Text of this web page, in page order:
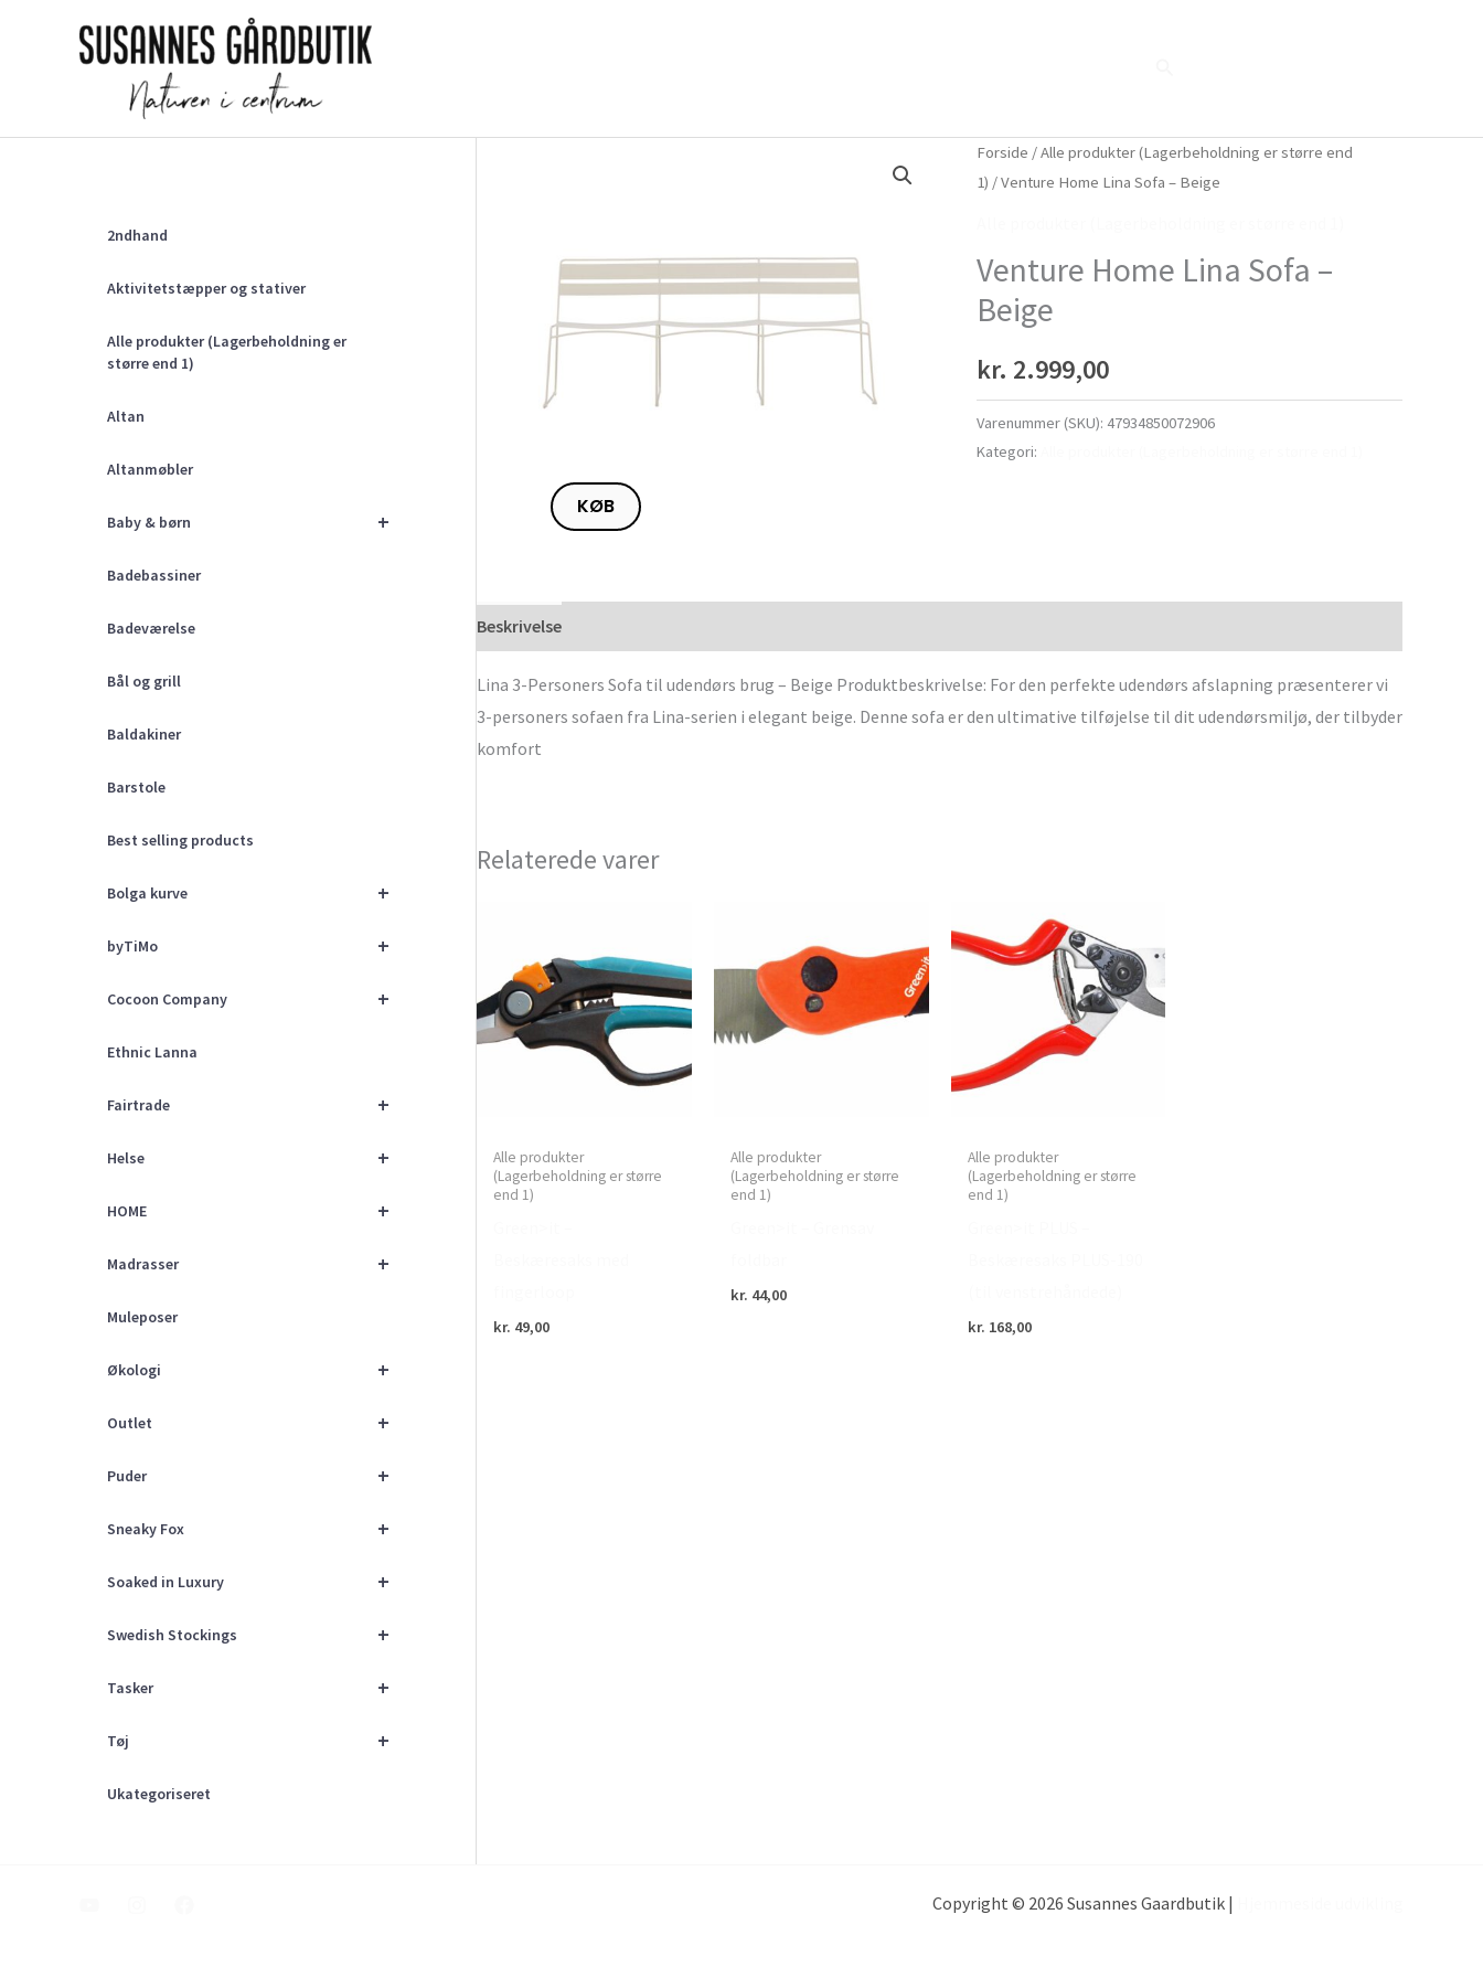
2ndhand
Aktivitetstæpper og stativer
Alle produkter (Lagerbeholdning er
større end 1)
Altan
Altanmøbler
+
Baby & børn
Badebassiner
Badeværelse
Bål og grill
Baldakiner
Barstole
Best selling products
+
Bolga kurve
+
byTiMo
+
Cocoon Company
Ethnic Lanna
+
Fairtrade
+
Helse
+
HOME
+
Madrasser
Muleposer
+
Økologi
+
Outlet
+
Puder
+
Sneaky Fox
+
Soaked in Luxury
+
Swedish Stockings
+
Tasker
+
Tøj
Ukategoriseret
Forside /Alle produkter (Lagerbeholdning er større end
1) / Venture Home Lina Sofa – Beige
Venture Home Lina Sofa –
Beige
kr. 2.999,00
Varenummer (SKU): 47934850072906
Kategori:
KØB
Beskrivelse
Lina 3-Personers Sofa til udendørs brug – Beige Produktbeskrivelse: For den perfekte udendørs afslapning præsenterer vi
3-personers sofaen fra Lina-serien i elegant beige. Denne sofa er den ultimative tilføjelse til dit udendørsmiljø, der tilbyder
komfort
Relaterede varer
Alle produkter
(Lagerbeholdning er større
end 1)
kr. 49,00
Alle produkter
(Lagerbeholdning er større
end 1)
kr. 44,00
Alle produkter
(Lagerbeholdning er større
end 1)
kr. 168,00
Copyright © 2026 Susannes Gaardbutik |